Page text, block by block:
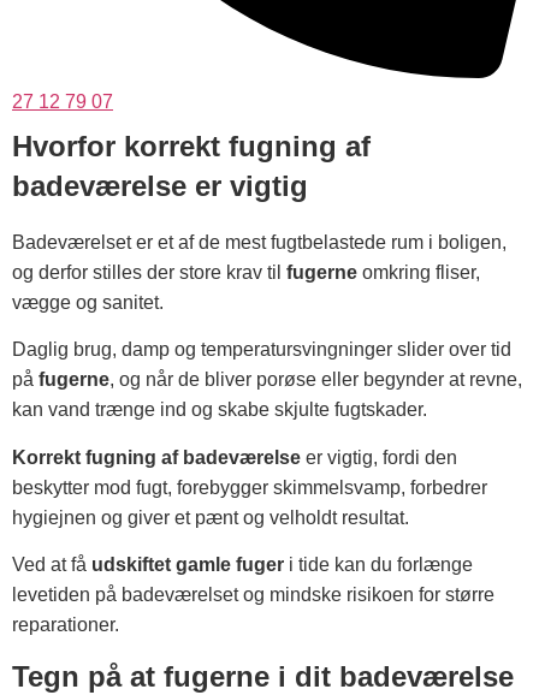
27 12 79 07
Hvorfor korrekt fugning af
badeværelse er vigtig
Badeværelset er et af de mest fugtbelastede rum i boligen,
og derfor stilles der store krav til fugerne omkring fliser,
vægge og sanitet.
Daglig brug, damp og temperatursvingninger slider over tid
på fugerne, og når de bliver porøse eller begynder at revne,
kan vand trænge ind og skabe skjulte fugtskader.
Korrekt fugning af badeværelse er vigtig, fordi den
beskytter mod fugt, forebygger skimmelsvamp, forbedrer
hygiejnen og giver et pænt og velholdt resultat.
Ved at få udskiftet gamle fuger i tide kan du forlænge
levetiden på badeværelset og mindske risikoen for større
reparationer.
Tegn på at fugerne i dit badeværelse